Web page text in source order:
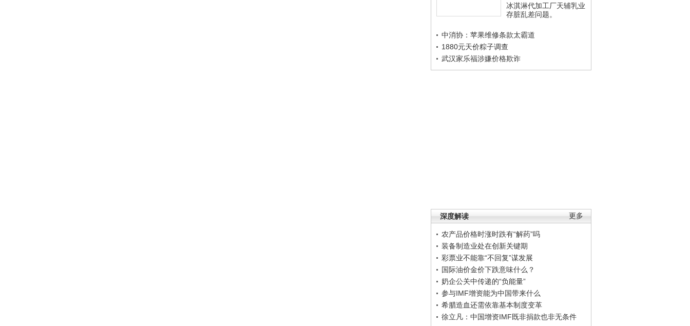
冰淇淋代加工厂天辅乳业
存脏乱差问题。
中消协：苹果维修条款太霸道
1880元天价粽子调查
武汉家乐福涉嫌价格欺诈
更多
深度解读
农产品价格时涨时跌有“解药”吗
装备制造业处在创新关键期
彩票业不能靠“不回复”谋发展
国际油价金价下跌意味什么？
奶企公关中传递的“负能量”
参与IMF增资能为中国带来什么
希腊造血还需依靠基本制度变革
徐立凡：中国增资IMF既非捐款也非无条件